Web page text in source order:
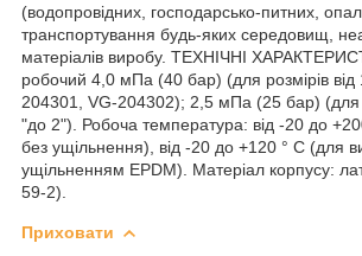
(водопровідних, господарсько-питних,
транспортування будь-яких середовищ,
матеріалів виробу. ТЕХНІЧНІ
робочий 4,0 мПа (40 бар) (для розмірів від
204301, VG-204302); 2,5 мПа (25 бар) (для
"до 2"). Робоча температура: від -20 до
без ущільнення), від -20 до +120 ° С (для
ущільненням EPDM). Матеріал корпусу:
59-2).
Приховати